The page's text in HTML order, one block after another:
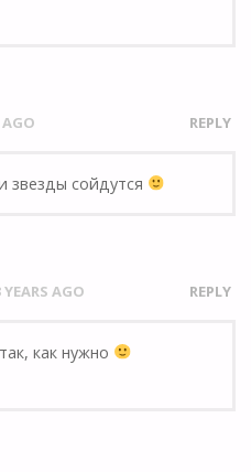
AGO REPLY
сойдутся
YEARS AGO REPLY
как нужно